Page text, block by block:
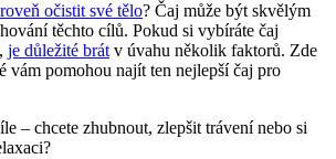
očistit své tělo? Čaj může být skvělým
těchto cílů. Pokud si vybíráte čaj
je důležité brát v úvahu‌ několik faktorů.⁤ Zde⁣
vám‍ pomohou najít⁣ ten ⁢nejlepší čaj pro
– chcete zhubnout, zlepšit trávení nebo ⁢si